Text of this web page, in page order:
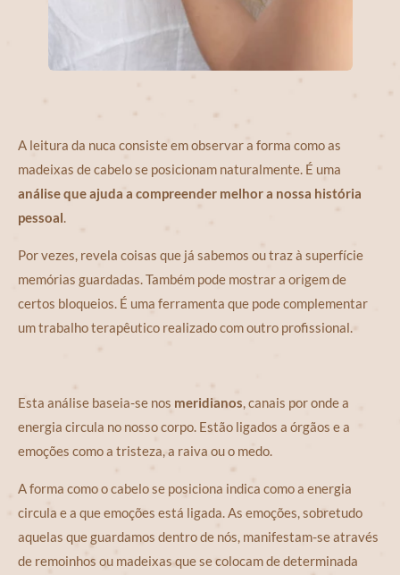
A leitura da nuca consiste em observar a forma como as
madeixas de cabelo se posicionam naturalmente. É uma
análise que ajuda a compreender melhor a nossa história
pessoal.
Por vezes, revela coisas que já sabemos ou traz à superfície
memórias guardadas. Também pode mostrar a origem de
certos bloqueios. É uma ferramenta que pode complementar
um trabalho terapêutico realizado com outro profissional.
Esta análise baseia-se nos meridianos, canais por onde a
energia circula no nosso corpo. Estão ligados a órgãos e a
emoções como a tristeza, a raiva ou o medo.
A forma como o cabelo se posiciona indica como a energia
circula e a que emoções está ligada. As emoções, sobretudo
aquelas que guardamos dentro de nós, manifestam-se através
de remoinhos ou madeixas que se colocam de determinada